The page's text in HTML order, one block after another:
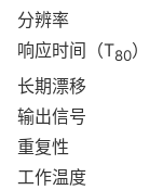
分辨率
响应时间 （T80）
长期漂移
输出信号
重复性
工作温度